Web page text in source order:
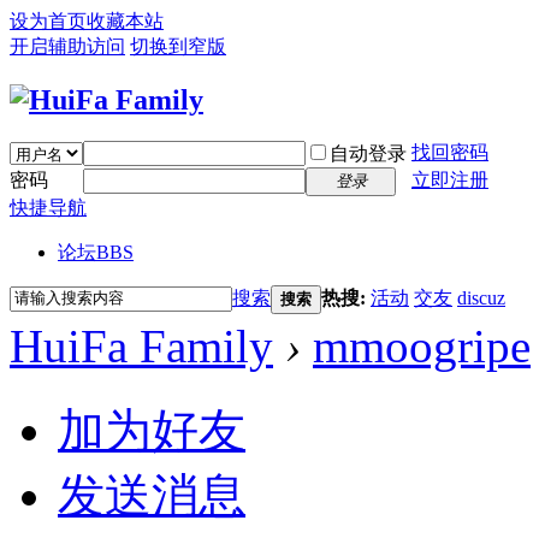
设为首页收藏本站
开启辅助访问 切换到窄版
自动登录 找回密码
密码
登录
立即注册
快捷导航
论坛BBS
搜索 搜索 热搜: 活动 交友 discuz
HuiFa Family › mmoogripe
加为好友
发送消息